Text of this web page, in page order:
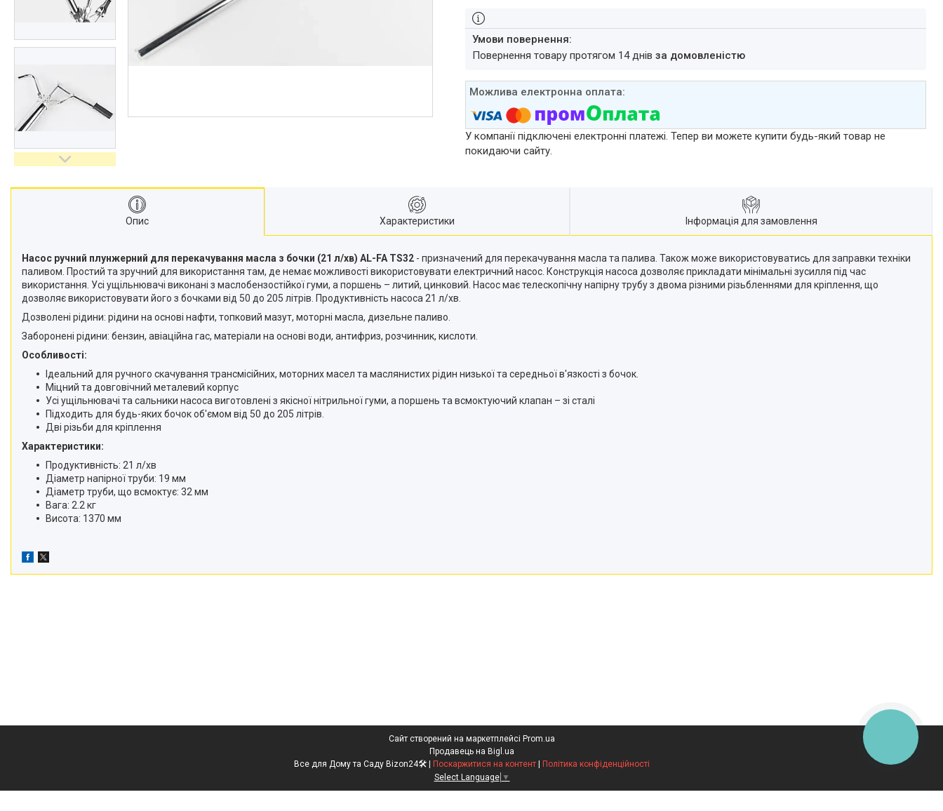
повернення товару протягом 14 днів за домовленістю
У компанії підключені електронні платежі. Тепер ви можете купити будь-який товар не
покидаючи сайту.
Опис Характеристики Інформація для замовлення
Насос ручний плунжерний для перекачування масла з бочки (21 л/хв) AL-FA TS32 - призначений для перекачування масла та палива. Також може використовуватись для заправки техніки
паливом. Простий та зручний для використання там, де немає можливості використовувати електричний насос. Конструкція насоса дозволяє прикладати мінімальні зусилля під час
використання. Усі ущільнювачі виконані з маслобензостійкої гуми, а поршень – литий, цинковий. Насос має телескопічну напірну трубу з двома різними різьбленнями для кріплення, що
дозволяє використовувати його з бочками від 50 до 205 літрів. Продуктивність насоса 21 л/хв.
Дозволені рідини: рідини на основі нафти, топковий мазут, моторні масла, дизельне паливо.
Заборонені рідини: бензин, авіаційна гас, матеріали на основі води, антифриз, розчинник, кислоти.
Особливості:
Ідеальний для ручного скачування трансмісійних, моторних масел та маслянистих рідин низької та середньої в'язкості з бочок.
Міцний та довговічний металевий корпус
Усі ущільнювачі та сальники насоса виготовлені з якісної нітрильної гуми, а поршень та всмоктуючий клапан – зі сталі
Підходить для будь-яких бочок об'ємом від 50 до 205 літрів.
Дві різьби для кріплення
Характеристики:
Продуктивність: 21 л/хв
Діаметр напірної труби: 19 мм
Діаметр труби, що всмоктує: 32 мм
Вага: 2.2 кг
Висота: 1370 мм
Сайт створений на маркетплейсі Prom.ua
Продавець на Bigl.ua
Поскаржитися на контент
Політика конфіденційності
Select Language ▼